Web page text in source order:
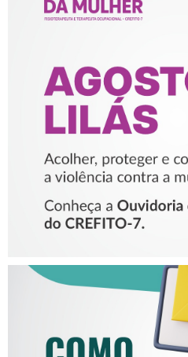
AGOSTO
PROTEGER E
VIOLÊNCIA